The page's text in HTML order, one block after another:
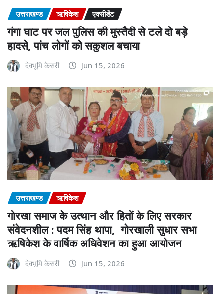
उत्तराखण्ड ऋषिकेश एक्सीडेंट
गंगा घाट पर जल पुलिस की मुस्तैदी से टले दो बड़े
हादसे, पांच लोगों को सकुशल बचाया
देवभूमि केसरी Jun 15, 2026
उत्तराखण्ड ऋषिकेश
गोरखा समाज के उत्थान और हितों के लिए सरकार
संवेदनशील : पदम सिंह थापा, गोरखाली सुधार सभा
ऋषिकेश के वार्षिक अधिवेशन का हुआ आयोजन
देवभूमि केसरी Jun 15, 2026